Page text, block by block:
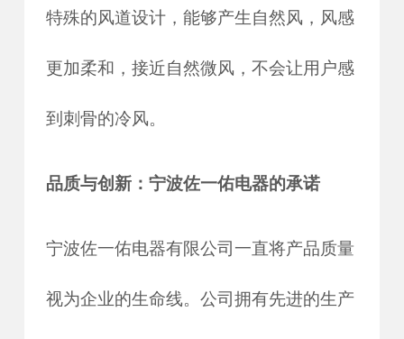
特殊的风道设计，能够产生自然风，风感
更加柔和，接近自然微风，不会让用户感
到刺骨的冷风。
品质与创新：宁波佐一佑电器的承诺
宁波佐一佑电器有限公司一直将产品质量
视为企业的生命线。公司拥有先进的生产